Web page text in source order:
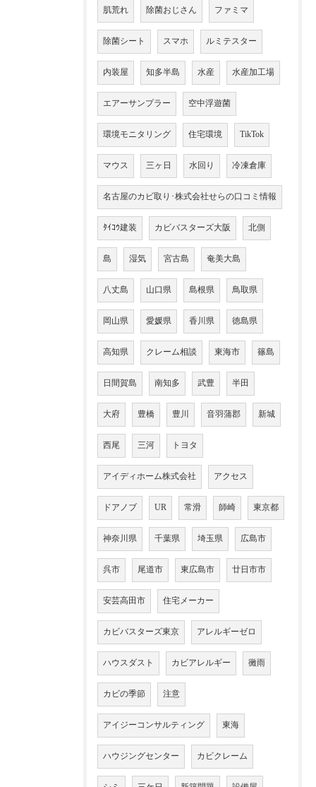
肌荒れ 除菌おじさん ファミマ
除菌シート スマホ ルミテスター
内装屋 知多半島 水産 水産加工場
エアーサンプラー 空中浮遊菌
環境モニタリング 住宅環境 TikTok
マウス 三ヶ日 水回り 冷凍倉庫
名古屋のカビ取り･株式会社せらの口コミ情報
ﾀｲｺｳ建装 カビバスターズ大阪 北側
島 湿気 宮古島 奄美大島
八丈島 山口県 島根県 鳥取県
岡山県 愛媛県 香川県 徳島県
高知県 クレーム相談 東海市 篠島
日間賀島 南知多 武豊 半田
大府 豊橋 豊川 音羽蒲郡 新城
西尾 三河 トヨタ
アイディホーム株式会社 アクセス
ドアノブ UR 常滑 師崎 東京都
神奈川県 千葉県 埼玉県 広島市
呉市 尾道市 東広島市 廿日市市
安芸高田市 住宅メーカー
カビバスターズ東京 アレルギーゼロ
ハウスダスト カビアレルギー 黴雨
カビの季節 注意
アイジーコンサルティング 東海
ハウジングセンター カビクレーム